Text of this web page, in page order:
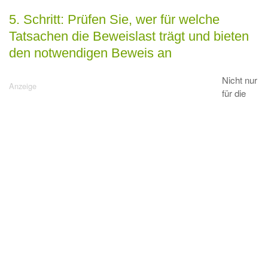
5. Schritt: Prüfen Sie, wer für welche
Tatsachen die Beweislast trägt und bieten
den notwendigen Beweis an
Nicht nur
für die